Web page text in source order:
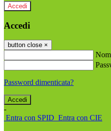
Accedi
Accedi
button close ×
Password dimenticata?
-
Entra con SPID Entra con CIE